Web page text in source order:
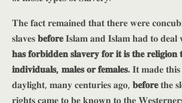
𝐓𝐡𝐞 𝐟𝐚𝐜𝐭 𝐫𝐞𝐦𝐚𝐢𝐧𝐞𝐝 𝐭𝐡𝐚𝐭 𝐭𝐡𝐞𝐫𝐞 𝐰𝐞𝐫𝐞
𝐬𝐥𝐚𝐯𝐞𝐬𝐛𝐞𝐟𝐨𝐫𝐞𝐈𝐬𝐥𝐚𝐦 𝐚𝐧𝐝 𝐈𝐬𝐥𝐚𝐦 𝐡𝐚𝐝 𝐭𝐨 𝐝𝐞𝐚𝐥
𝐡𝐚𝐬 𝐟𝐨𝐫𝐛𝐢𝐝𝐝𝐞𝐧 𝐬𝐥𝐚𝐯𝐞𝐫𝐲 𝐟𝐨𝐫 𝐢𝐭 𝐢𝐬 𝐭𝐡𝐞 𝐫𝐞𝐥𝐢𝐠𝐢𝐨𝐧
𝐢𝐧𝐝𝐢𝐯𝐢𝐝𝐮𝐚𝐥𝐬, 𝐦𝐚𝐥𝐞𝐬 𝐨𝐫 𝐟𝐞𝐦𝐚𝐥𝐞𝐬.𝐈𝐭 𝐦𝐚𝐝𝐞
𝐝𝐚𝐲𝐥𝐢𝐠𝐡𝐭, 𝐦𝐚𝐧𝐲 𝐜𝐞𝐧𝐭𝐮𝐫𝐢𝐞𝐬 𝐚𝐠𝐨, 𝐛𝐞𝐟𝐨𝐫𝐞𝐭𝐡𝐞
𝐫𝐢𝐠𝐡𝐭𝐬 𝐜𝐚𝐦𝐞 𝐭𝐨 𝐛𝐞 𝐤𝐧𝐨𝐰𝐧 𝐭𝐨 𝐭𝐡𝐞